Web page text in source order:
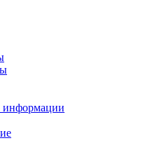
информации